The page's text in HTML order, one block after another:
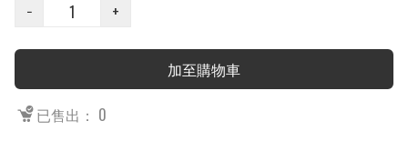
−
+
加至購物車
已售出： 0